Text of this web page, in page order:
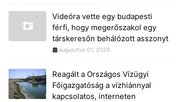
Videóra vette egy budapesti
férfi, hogy megerőszakol egy
társkeresőn behálózott asszonyt
augusztus 01, 2026
Reagált a Országos Vízügyi
Főigazgatóság a vízhiánnyal
kapcsolatos, interneten